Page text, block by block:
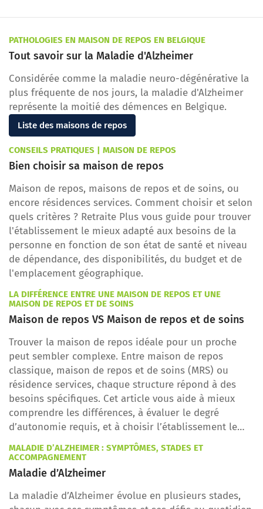
par des politiques ambitieuses
redessinent le paysage urbain.
seniors, dont les habitudes et
mobilité diffèrent sensiblement
du reste de la population.
PATHOLOGIES EN MAISON DE REPOS EN BELGIQUE
Tout savoir sur la Maladie d'Alzheimer
Considérée comme la maladie neuro-dégénérative la
plus fréquente de nos jours, la maladie d'Alzheimer
représente la moitié des démences en Belgique.
Liste des maisons de repos
CONSEILS PRATIQUES | MAISON DE REPOS
Bien choisir sa maison de repos
Maison de repos, maisons de repos et de soins, ou
encore résidences services. Comment choisir et selon
quels critères ? Retraite Plus vous guide pour trouver
l'établissement le mieux adapté aux besoins de la
personne en fonction de son état de santé et niveau
de dépendance, des disponibilités, du budget et de
l'emplacement géographique.
LA DIFFÉRENCE ENTRE UNE MAISON DE REPOS ET UNE
MAISON DE REPOS ET DE SOINS
Maison de repos VS Maison de repos et de soins
Trouver la maison de repos idéale pour un proche
peut sembler complexe. Entre maison de repos
classique, maison de repos et de soins (MRS) ou
résidence services, chaque structure répond à des
besoins spécifiques. Cet article vous aide à mieux
comprendre les différences, à évaluer le degré
d’autonomie requis, et à choisir l’établissement le
plus adapté à votre situation.
MALADIE D’ALZHEIMER : SYMPTÔMES, STADES ET
ACCOMPAGNEMENT
Maladie d’Alzheimer
La maladie d’Alzheimer évolue en plusieurs stades,